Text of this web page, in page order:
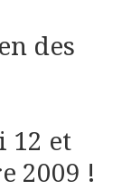
des
12 et
2009 !